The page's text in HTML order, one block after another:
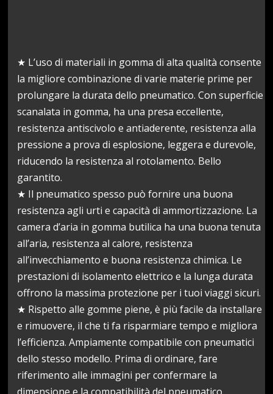
★ L’uso di materiali in gomma di alta qualità consente
la migliore combinazione di varie materie prime per
prolungare la durata dello pneumatico. Con superficie
scanalata in gomma, ha una presa eccellente,
resistenza antiscivolo e antiaderente, resistenza alla
pressione a prova di esplosione, leggera e durevole,
riducendo la resistenza al rotolamento. Bello
garantito.
★ Il pneumatico spesso può fornire una buona
resistenza agli urti e capacità di ammortizzazione. La
camera d’aria in gomma butilica ha una buona tenuta
all’aria, resistenza al calore, resistenza
all’invecchiamento e buona resistenza chimica. Le
prestazioni di isolamento elettrico e la lunga durata
offrono la massima protezione per i tuoi viaggi sicuri.
★ Rispetto alle gomme piene, è più facile da installare
e rimuovere, il che ti fa risparmiare tempo e migliora
l’efficienza. Ampiamente compatibile con pneumatici
dello stesso modello. Prima di ordinare, fare
riferimento alle immagini per confermare la